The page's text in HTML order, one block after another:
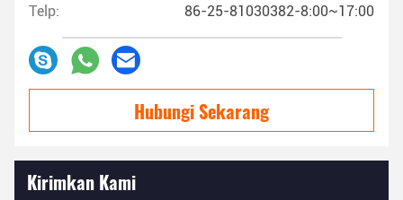
Telp: 86-25-81030382-8:00~17:00
Hubungi Sekarang
Kirimkan Kami